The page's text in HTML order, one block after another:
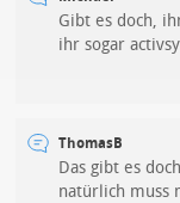
Gibt es doch,
ihr sogar
ThomasB
Das gibt es
natürlich muss